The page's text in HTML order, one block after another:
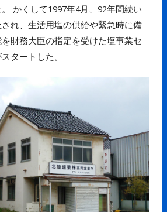
かくして1997年4月、92年間続い
れ、生活用塩の供給や緊急時に備
財務大臣の指定を受けた塩事業セ
タートした。